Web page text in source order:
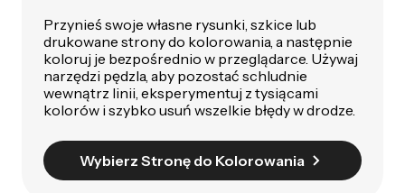
Przynieś swoje własne rysunki, szkice lub
drukowane strony do kolorowania, a następnie
koloruj je bezpośrednio w przeglądarce. Używaj
narzędzi pędzla, aby pozostać schludnie
wewnątrz linii, eksperymentuj z tysiącami
kolorów i szybko usuń wszelkie błędy w drodze.
Wybierz Stronę do Kolorowania